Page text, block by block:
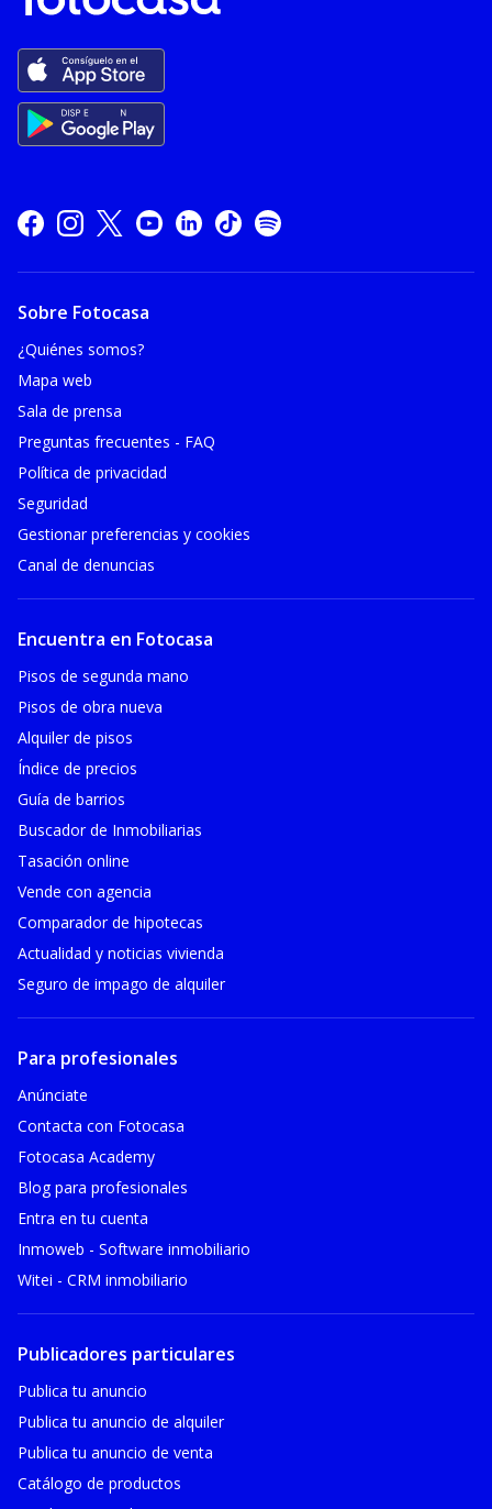
Sobre Fotocasa
¿Quiénes somos?
Mapa web
Sala de prensa
Preguntas frecuentes - FAQ
Política de privacidad
Seguridad
Gestionar preferencias y cookies
Canal de denuncias
Encuentra en Fotocasa
Pisos de segunda mano
Pisos de obra nueva
Alquiler de pisos
Índice de precios
Guía de barrios
Buscador de Inmobiliarias
Tasación online
Vende con agencia
Comparador de hipotecas
Actualidad y noticias vivienda
Seguro de impago de alquiler
Para profesionales
Anúnciate
Contacta con Fotocasa
Fotocasa Academy
Blog para profesionales
Entra en tu cuenta
Inmoweb - Software inmobiliario
Witei - CRM inmobiliario
Publicadores particulares
Publica tu anuncio
Publica tu anuncio de alquiler
Publica tu anuncio de venta
Catálogo de productos